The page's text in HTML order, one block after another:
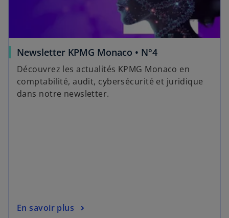
Newsletter KPMG Monaco • N°4
Découvrez les actualités KPMG Monaco en
comptabilité, audit, cybersécurité et juridique
dans notre newsletter.
En savoir plus